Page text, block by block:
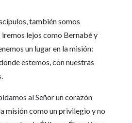
también somos
lejos como Bernabé y
un lugar en la misión:
estemos, con nuestras
al Señor un corazón
misión como un privilegio y no